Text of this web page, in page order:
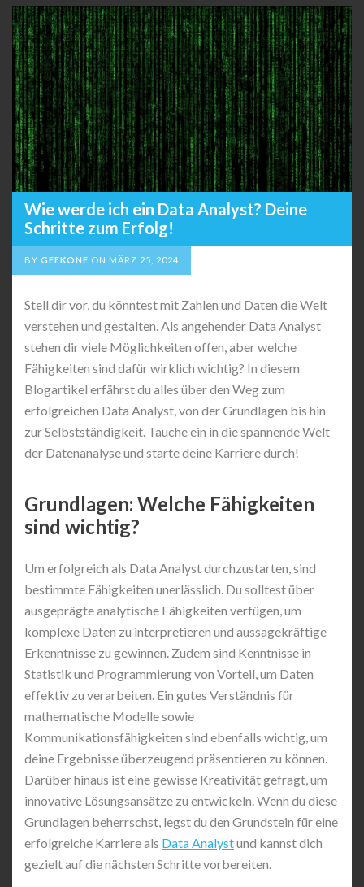
Wie werde ich ein Data Analyst? Deine
Schritte zum Erfolg!
BY GEEKONE ON MÄRZ 25, 2024
Stell dir vor, du könntest mit Zahlen und Daten die Welt
verstehen und gestalten. Als angehender Data Analyst
stehen dir viele Möglichkeiten offen, aber welche
Fähigkeiten sind dafür wirklich wichtig? In diesem
Blogartikel erfährst du alles über den Weg zum
erfolgreichen Data Analyst, von der Grundlagen bis hin
zur Selbstständigkeit. Tauche ein in die spannende Welt
der Datenanalyse und starte deine Karriere durch!
Grundlagen: Welche Fähigkeiten
sind wichtig?
Um erfolgreich als Data Analyst durchzustarten, sind
bestimmte Fähigkeiten unerlässlich. Du solltest über
ausgeprägte analytische Fähigkeiten verfügen, um
komplexe Daten zu interpretieren und aussagekräftige
Erkenntnisse zu gewinnen. Zudem sind Kenntnisse in
Statistik und Programmierung von Vorteil, um Daten
effektiv zu verarbeiten. Ein gutes Verständnis für
mathematische Modelle sowie
Kommunikationsfähigkeiten sind ebenfalls wichtig, um
deine Ergebnisse überzeugend präsentieren zu können.
Darüber hinaus ist eine gewisse Kreativität gefragt, um
innovative Lösungsansätze zu entwickeln. Wenn du diese
Grundlagen beherrschst, legst du den Grundstein für eine
erfolgreiche Karriere als Data Analystund kannst dich
gezielt auf die nächsten Schritte vorbereiten.